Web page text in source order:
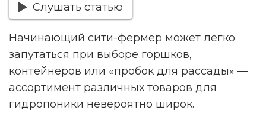
Слушать статью
Начинающий сити-фермер может легко
запутаться при выборе горшков,
контейнеров или «пробок для рассады» —
ассортимент различных товаров для
гидропоники невероятно широк.